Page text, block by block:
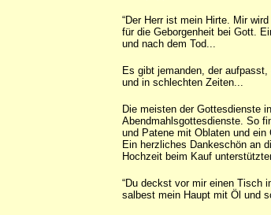
“Der Herr ist mein Hirte. Mir
für die Geborgenheit bei Gott.
und nach dem Tod...
Es gibt jemanden, der
und in schlechten Zeiten...
Die meisten der Gottesdienste
Abendmahlsgottesdienste. So
und Patene mit Oblaten und
Ein herzliches Dankeschön an
Hochzeit beim Kauf
“Du deckst vor mir einen Tisch
salbest mein Haupt mit Öl und